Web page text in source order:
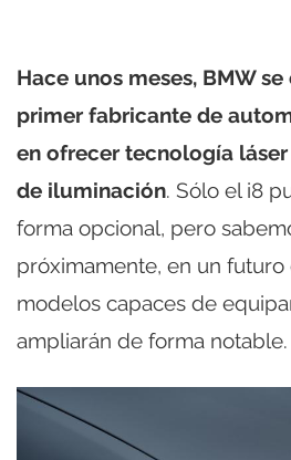
Hace unos meses, BMW
primer fabricante de
en ofrecer tecnología láser
de iluminación. Sólo el i8
forma opcional, pero
próximamente, en un futuro
modelos capaces de
ampliarán de forma notable.